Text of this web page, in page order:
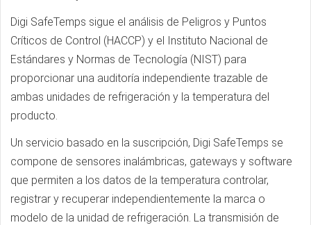
Digi SafeTemps sigue el análisis de Peligros y Puntos
Críticos de Control (HACCP) y el Instituto Nacional de
Estándares y Normas de Tecnología (NIST) para
proporcionar una auditoría independiente trazable de
ambas unidades de refrigeración y la temperatura del
producto.
Un servicio basado en la suscripción, Digi SafeTemps se
compone de sensores inalámbricas, gateways y software
que permiten a los datos de la temperatura controlar,
registrar y recuperar independientemente la marca o
modelo de la unidad de refrigeración. La transmisión de